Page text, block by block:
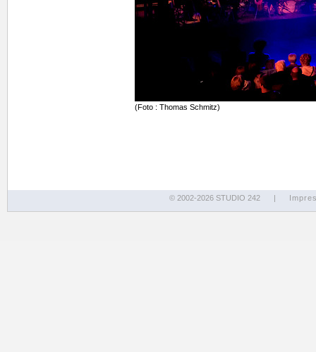
(Foto : Thomas Schmitz)
© 2002-2026 STUDIO 242 |